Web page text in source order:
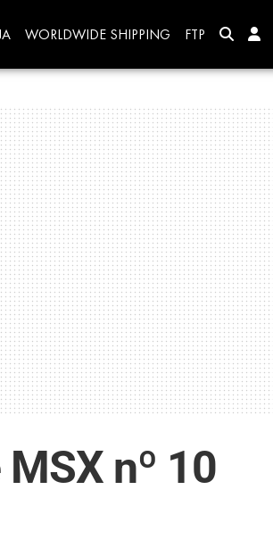
WORLDWIDE SHIPPING FTP
nº 10